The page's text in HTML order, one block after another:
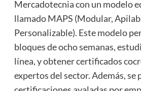
Mercadotecnia con un modelo
llamado MAPS (Modular,
Personalizable). Este modelo
bloques de ocho semanas,
línea, y obtener certificados
expertos del sector. Además, se